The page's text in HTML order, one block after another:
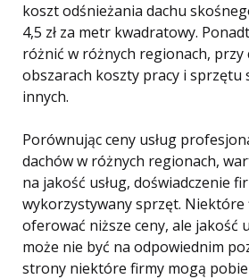
koszt odśnieżania dachu
4,5 zł za metr kwadratowy.
różnić w różnych regionach, przy
obszarach koszty pracy i sprzętu
innych.
Porównując ceny usług
dachów w różnych regionach,
na jakość usług, doświadczenie
wykorzystywany sprzęt. Niektóre
oferować niższe ceny, ale jakość
może nie być na odpowiednim
strony niektóre firmy mogą